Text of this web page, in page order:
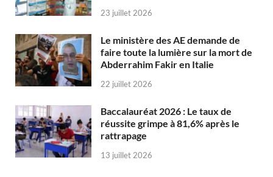
23 juillet 2026
Le ministère des AE demande de
faire toute la lumière sur la mort de
Abderrahim Fakir en Italie
22 juillet 2026
Baccalauréat 2026 : Le taux de
réussite grimpe à 81,6% après le
rattrapage
13 juillet 2026